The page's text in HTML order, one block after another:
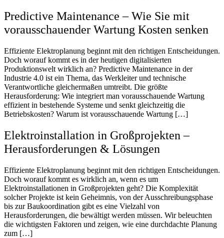
Predictive Maintenance – Wie Sie mit
vorausschauender Wartung Kosten senken
Effiziente Elektroplanung beginnt mit den richtigen Entscheidungen.
Doch worauf kommt es in der heutigen digitalisierten
Produktionswelt wirklich an? Predictive Maintenance in der
Industrie 4.0 ist ein Thema, das Werkleiter und technische
Verantwortliche gleichermaßen umtreibt. Die größte
Herausforderung: Wie integriert man vorausschauende Wartung
effizient in bestehende Systeme und senkt gleichzeitig die
Betriebskosten? Warum ist vorausschauende Wartung […]
Elektroinstallation in Großprojekten –
Herausforderungen & Lösungen
Effiziente Elektroplanung beginnt mit den richtigen Entscheidungen.
Doch worauf kommt es wirklich an, wenn es um
Elektroinstallationen in Großprojekten geht? Die Komplexität
solcher Projekte ist kein Geheimnis, von der Ausschreibungsphase
bis zur Baukoordination gibt es eine Vielzahl von
Herausforderungen, die bewältigt werden müssen. Wir beleuchten
die wichtigsten Faktoren und zeigen, wie eine durchdachte Planung
zum […]